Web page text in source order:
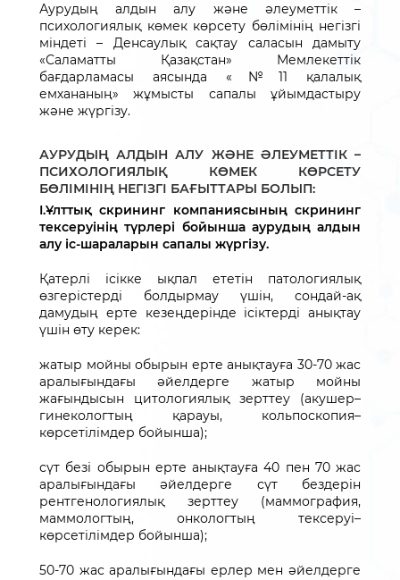
Аурудың алдын алу және әлеуметтік –
психологиялық көмек көрсету бөлімінің негізгі
міндеті – Денсаулық сақтау саласын дамыту
«Саламатты Қазақстан» Мемлекеттік
бағдарламасы аясында «№11 қалалық
емхананың» жұмысты сапалы ұйымдастыру
және жүргізу.
АУРУДЫҢ АЛДЫН АЛУ ЖӘНЕ ӘЛЕУМЕТТІК –
ПСИХОЛОГИЯЛЫҚ КӨМЕК КӨРСЕТУ
БӨЛІМІНІҢ НЕГІЗГІ БАҒЫТТАРЫ БОЛЫП:
I.Ұлттық скрининг компаниясының скрининг
тексеруінің түрлері бойынша аурудың алдын
алу іс-шараларын сапалы жүргізу.
Қатерлі ісікке ықпал ететін патологиялық
өзгерістерді
болдырмау үшін, сондай-ақ
дамудың ерте кезеңдерінде ісіктерді анықтау
үшін өту керек:
жатыр мойны обырын ерте анықтауға 30-70 жас
аралығындағы
әйелдерге жатыр мойны
жағындысын
цитологиялық зерттеу (акушер–
гинекологтың қарауы, кольпоскопия–
көрсетілімдер бойынша);
сүт безі обырын ерте анықтауға 40 пен 70 жас
аралығындағы
әйелдерге сүт
бездерін
рентгенологиялық
зерттеу (маммография,
маммологтың, онкологтың тексеруі–
көрсетілімдер бойынша);
50-70 жас аралығындағы ерлер мен әйелдерге